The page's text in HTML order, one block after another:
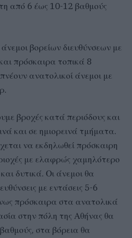
από 6 έως 10-12 βαθμούς
βορείων διευθύνσεων με
πρόσκαιρα τοπικά 8
ανατολικοί άνεμοι με
βροχές κατά περιόδους και
και σε ημιορεινά τμήματα.
να εκδηλωθεί πρόσκαιρη
με ελαφρώς χαμηλότερο
δυτικά. Οι άνεμοι θα
με εντάσεις 5-6
πρόσκαιρα στα ανατολικά
στην πόλη της Αθήνας θα
στα βόρεια θα